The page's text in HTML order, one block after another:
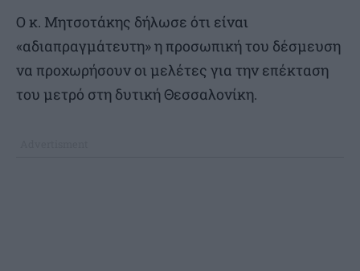
Ο κ. Μητσοτάκης δήλωσε ότι είναι
«αδιαπραγμάτευτη» η προσωπική του δέσμευση
να προχωρήσουν οι μελέτες για την επέκταση
του μετρό στη δυτική Θεσσαλονίκη.